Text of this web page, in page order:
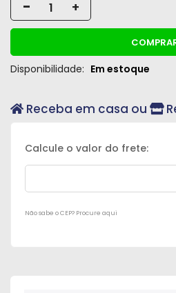
- +
Disponibilidade: Em estoque
Receba em casa ou
Não sabe o CEP? Procure aqui